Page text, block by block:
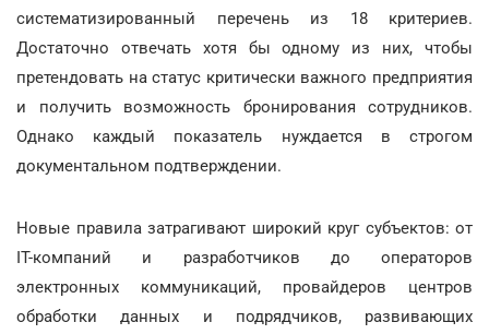
систематизированный перечень из 18 критериев.
Достаточно отвечать хотя бы одному из них, чтобы
претендовать на статус критически важного предприятия
и получить возможность бронирования сотрудников.
Однако каждый показатель нуждается в строгом
документальном подтверждении.
Новые правила затрагивают широкий круг субъектов: от
ІТ-компаний и разработчиков до операторов
электронных коммуникаций, провайдеров центров
обработки данных и подрядчиков, развивающих